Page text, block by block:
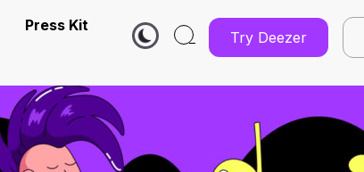
Press Kit
Try Deezer